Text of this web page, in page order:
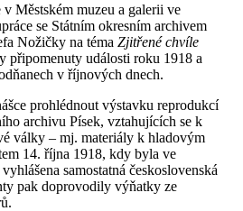
Městském muzeu a galerii ve
se Státním okresním archivem
Nožičky na téma Zjitřené chvíle
připomenuty události roku 1918 a
v říjnových dnech.
prohlédnout výstavku reprodukcí
archivu Písek, vztahujících se k
války – mj. materiály k hladovým
14. října 1918, kdy byla ve
samostatná československá
pak doprovodily výňatky ze